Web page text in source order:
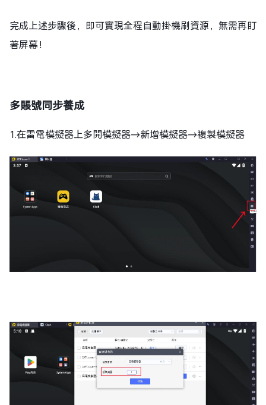
完成上述步驟後，即可實現全程自動掛機刷資源，無需再盯
著屏幕！
多賬號同步養成
1.在雷電模擬器上多開模擬器→新增模擬器→複製模擬器